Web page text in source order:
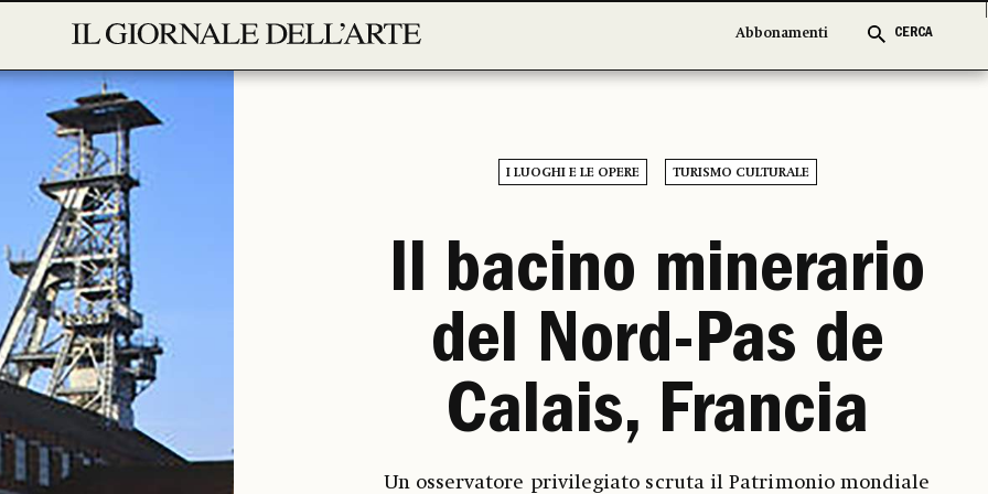
Abbonamenti CERCA
Abbonamenti CERCA
I LUOGHI E LE OPERE TURISMO CULTURALE
Il bacino minerario
del Nord-Pas de
Calais, Francia
Un osservatore privilegiato scruta il Patrimonio mondiale